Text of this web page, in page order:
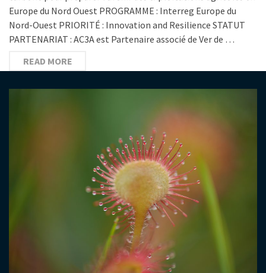
Europe du Nord Ouest PROGRAMME : Interreg Europe du
Nord-Ouest PRIORITÉ : Innovation and Resilience STATUT
PARTENARIAT : AC3A est Partenaire associé de Ver de …
READ MORE